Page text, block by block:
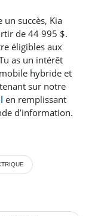
succès, Kia
de 44 995 $.
éligibles aux
as un intérêt
hybride et
sur notre
en remplissant
d’information.